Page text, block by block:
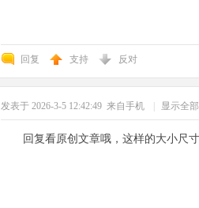
回复 支持 反对
发表于 2026-3-5 12:42:49 来自手机 显示全
回复看原创文章哦，这样的大小尺